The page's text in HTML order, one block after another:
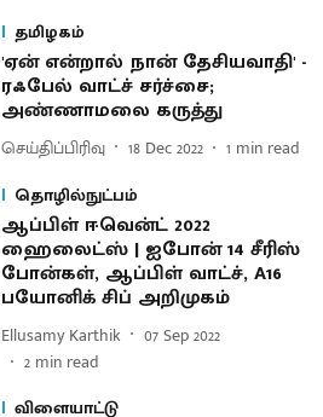
தமிழகம்
'ஏன் என்றால் நான் தேசியவாதி' -
ரஃபேல் வாட்ச் சர்ச்சை;
அண்ணாமலை கருத்து
செய்திப்பிரிவு 18 Dec 2022 1 min read
தொழில்நுட்பம்
ஆப்பிள் ஈவென்ட் 2022
ஹைலைட்ஸ் | ஐபோன் 14 சீரிஸ்
போன்கள், ஆப்பிள் வாட்ச், A16
பயோனிக் சிப் அறிமுகம்
Ellusamy Karthik
07 Sep 2022
2 min read
விளையாட்டு